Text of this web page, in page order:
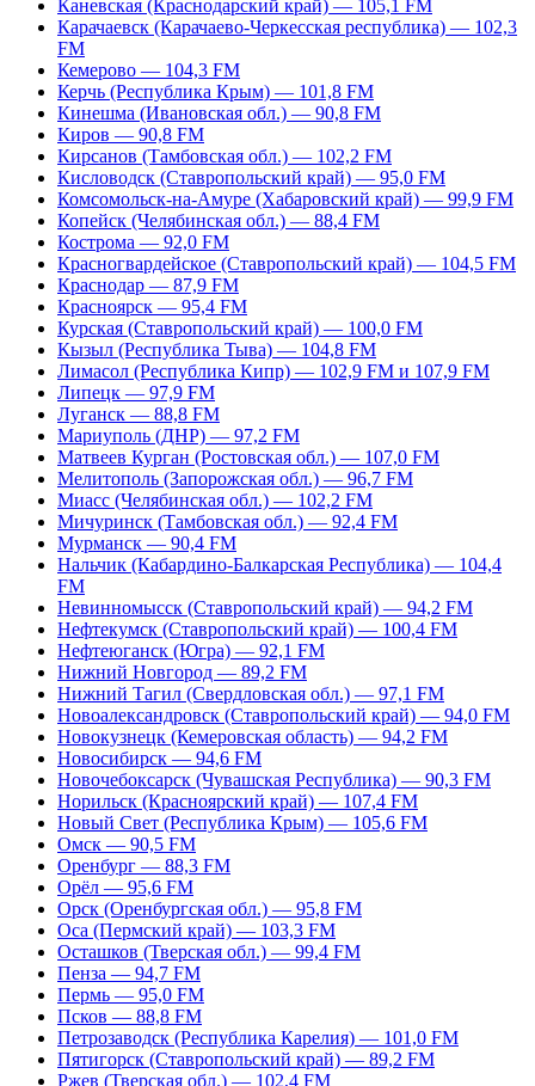
Каневская (Краснодарский край) — 105,1 FM
Карачаевск (Карачаево-Черкесская республика) — 102,3
FM
Кемерово — 104,3 FM
Керчь (Республика Крым) — 101,8 FM
Кинешма (Ивановская обл.) — 90,8 FM
Киров — 90,8 FM
Кирсанов (Тамбовская обл.) — 102,2 FM
Кисловодск (Ставропольский край) — 95,0 FM
Комсомольск-на-Амуре (Хабаровский край) — 99,9 FM
Копейск (Челябинская обл.) — 88,4 FM
Кострома — 92,0 FM
Красногвардейское (Ставропольский край) — 104,5 FM
Краснодар — 87,9 FM
Красноярск — 95,4 FM
Курская (Ставропольский край) — 100,0 FM
Кызыл (Республика Тыва) — 104,8 FM
Лимасол (Республика Кипр) — 102,9 FM и 107,9 FM
Липецк — 97,9 FM
Луганск — 88,8 FM
Мариуполь (ДНР) — 97,2 FM
Матвеев Курган (Ростовская обл.) — 107,0 FM
Мелитополь (Запорожская обл.) — 96,7 FM
Миасс (Челябинская обл.) — 102,2 FM
Мичуринск (Тамбовская обл.) — 92,4 FM
Мурманск — 90,4 FM
Нальчик (Кабардино-Балкарская Республика) — 104,4
FM
Невинномысск (Ставропольский край) — 94,2 FM
Нефтекумск (Ставропольский край) — 100,4 FM
Нефтеюганск (Югра) — 92,1 FM
Нижний Новгород — 89,2 FM
Нижний Тагил (Свердловская обл.) — 97,1 FM
Новоалександровск (Ставропольский край) — 94,0 FM
Новокузнецк (Кемеровская область) — 94,2 FM
Новосибирск — 94,6 FM
Новочебоксарск (Чувашская Республика) — 90,3 FM
Норильск (Красноярский край) — 107,4 FM
Новый Свет (Республика Крым) — 105,6 FM
Омск — 90,5 FM
Оренбург — 88,3 FM
Орёл — 95,6 FM
Орск (Оренбургская обл.) — 95,8 FM
Оса (Пермский край) — 103,3 FM
Осташков (Тверская обл.) — 99,4 FM
Пенза — 94,7 FM
Пермь — 95,0 FM
Псков — 88,8 FM
Петрозаводск (Республика Карелия) — 101,0 FM
Пятигорск (Ставропольский край) — 89,2 FM
Ржев (Тверская обл.) — 102,4 FM